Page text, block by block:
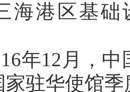
海港区基
年12月，
家驻华使馆